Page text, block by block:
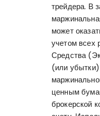
трейдера. В
может
учетом всех
Средства
(или
ценным
брокерской